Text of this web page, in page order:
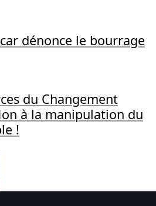
dénonce le bourrage
du Changement
à la manipulation du
!